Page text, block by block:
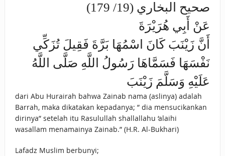
صحيح البخاري (19/ 179)
عَنْ أَبِي هُرَيْرَةَ
أَنَّ زَيْنَبَ كَانَ اسْمُهَا بَرَّةَ فَقِيلَ تُزَكِّي
نَفْسَهَا فَسَمَّاهَا رَسُولُ اللَّهِ صَلَّى اللَّهُ
عَلَيْهِ وَسَلَّمَ زَيْنَبَ
dari Abu Hurairah bahwa Zainab nama (aslinya) adalah
Barrah, maka dikatakan kepadanya; ” dia mensucikankan
dirinya” setelah itu Rasulullah shallallahu ‘alaihi
wasallam menamainya Zainab.” (H.R. Al-Bukhari)
Lafadz Muslim berbunyi;